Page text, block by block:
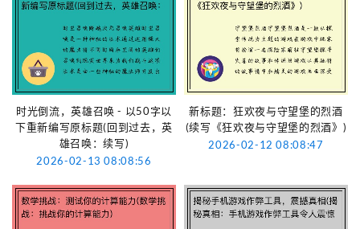
时光倒流，英雄召唤 - 以50字以
下重新编写原标题(回到过去，英
雄召唤：续写)
2026-02-13 08:08:56
新标题：狂欢夜与守望堡的烈酒
(续写《狂欢夜与守望堡的烈酒》)
2026-02-12 08:08:47